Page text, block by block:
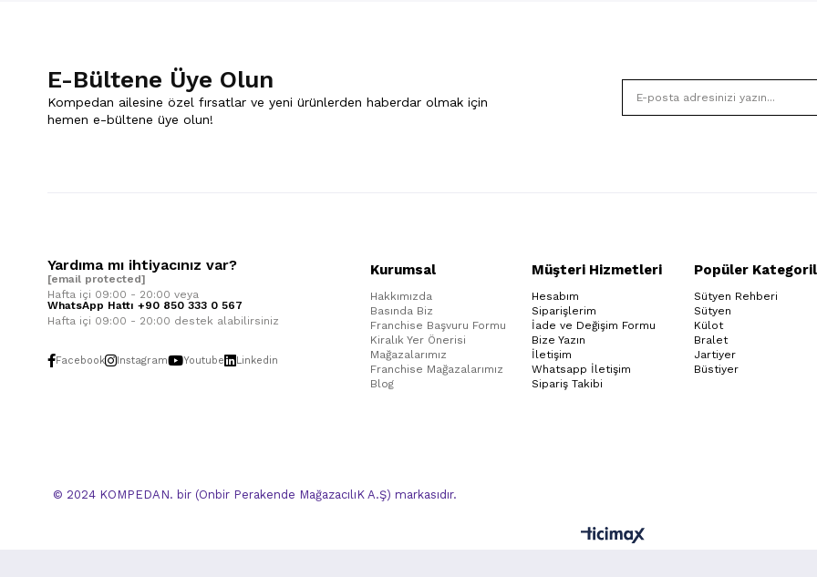
E-Bültene Üye Olun
Kompedan ailesine özel fırsatlar ve yeni ürünlerden haberdar olmak için
hemen e-bültene üye olun!
Yardıma mı ihtiyacınız var?
[email protected]
Hafta içi 09:00 - 20:00 veya
WhatsApp Hattı +90 850 333 0 567
Hafta içi 09:00 - 20:00 destek alabilirsiniz
Facebook Instagram Youtube Linkedin
Kurumsal
Hakkımızda
Basında Biz
Franchise Başvuru Formu
Kiralık Yer Önerisi
Mağazalarımız
Franchise Mağazalarımız
Blog
Müşteri Hizmetleri
Hesabım
Siparişlerim
İade ve Değişim Formu
Bize Yazın
İletişim
Whatsapp İletişim
Sipariş Takibi
Popüler
Sütyen Rehberi
Sütyen
Külot
Bralet
Jartiyer
Büstiyer
© 2024 KOMPEDAN. bir (Onbir Perakende MağazacılıK A.Ş) markasıdır.